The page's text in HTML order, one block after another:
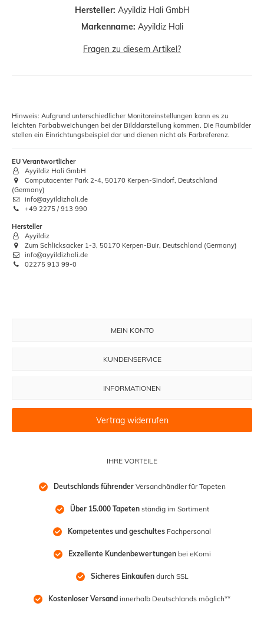
Hersteller: Ayyildiz Hali GmbH
Markenname: Ayyildiz Hali
Fragen zu diesem Artikel?
Hinweis: Aufgrund unterschiedlicher Monitoreinstellungen kann es zu
leichten Farbabweichungen bei der Bilddarstellung kommen. Die Raumbilder
stellen ein Einrichtungsbeispiel dar und dienen nicht als Farbreferenz.
EU Verantwortlicher
Ayyildiz Hali GmbH
Computacenter Park 2-4, 50170 Kerpen-Sindorf, Deutschland
(Germany)
info@ayyildizhali.de
+49 2275 / 913 990
Hersteller
Ayyildiz
Zum Schlicksacker 1-3, 50170 Kerpen-Buir, Deutschland (Germany)
info@ayyildizhali.de
02275 913 99-0
IHRE VORTEILE
Deutschlands führender Versandhändler für Tapeten
Über 15.000 Tapeten ständig im Sortiment
Kompetentes und geschultes Fachpersonal
Exzellente Kundenbewertungen bei eKomi
Sicheres Einkaufen durch SSL
Kostenloser Versand innerhalb Deutschlands möglich**
MEIN KONTO
KUNDENSERVICE
INFORMATIONEN
Vertrag widerrufen